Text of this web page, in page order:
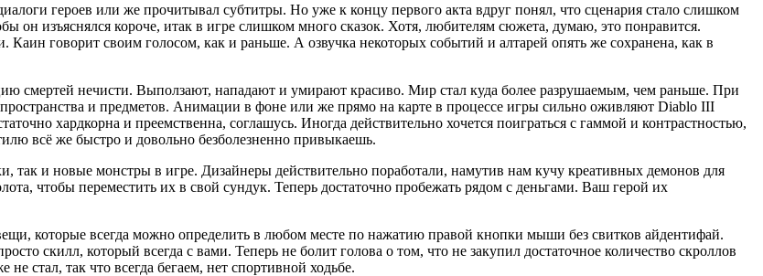
героев или же прочитывал субтитры. Но уже к концу первого акта вдруг понял, что сценария стало слишком
изъяснялся короче, итак в игре слишком много сказок. Хотя, любителям сюжета, думаю, это понравится.
говорит своим голосом, как и раньше. А озвучка некоторых событий и алтарей опять же сохранена, как в
смертей нечисти. Выползают, нападают и умирают красиво. Мир стал куда более разрушаемым, чем раньше. При
пространства и предметов. Анимации в фоне или же прямо на карте в процессе игры сильно оживляют Diablo III
хардкорна и преемственна, соглашусь. Иногда действительно хочется поиграться с гаммой и контрастностью,
всё же быстро и довольно безболезненно привыкаешь.
и новые монстры в игре. Дизайнеры действительно поработали, намутив нам кучу креативных демонов для
чтобы переместить их в свой сундук. Теперь достаточно пробежать рядом с деньгами. Ваш герой их
которые всегда можно определить в любом месте по нажатию правой кнопки мыши без свитков айдентифай.
скилл, который всегда с вами. Теперь не болит голова о том, что не закупил достаточное количество скроллов
стал, так что всегда бегаем, нет спортивной ходьбе.